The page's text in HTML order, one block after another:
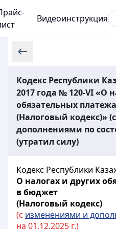
Видеоинструкция
Кодекс Республики
2017 года № 120-VI «О
обязательных
(Налоговый кодекс)»
дополнениями по
(утратил силу)
Кодекс Республики
О налогах и других
в бюджет
(Налоговый кодекс)
(с изменениями и
на 01.12.2025 г.)